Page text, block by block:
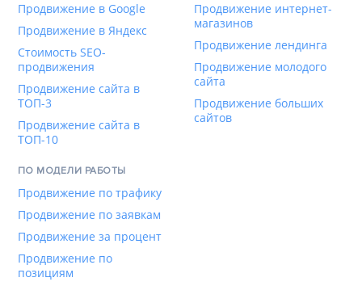
Продвижение в Google
Продвижение в Яндекс
Стоимость SEO-
продвижения
Продвижение сайта в
ТОП-3
Продвижение сайта в
ТОП-10
Продвижение интернет-
магазинов
Продвижение лендинга
Продвижение молодого
сайта
Продвижение больших
сайтов
ПО МОДЕЛИ РАБОТЫ
Продвижение по трафику
Продвижение по заявкам
Продвижение за процент
Продвижение по
позициям